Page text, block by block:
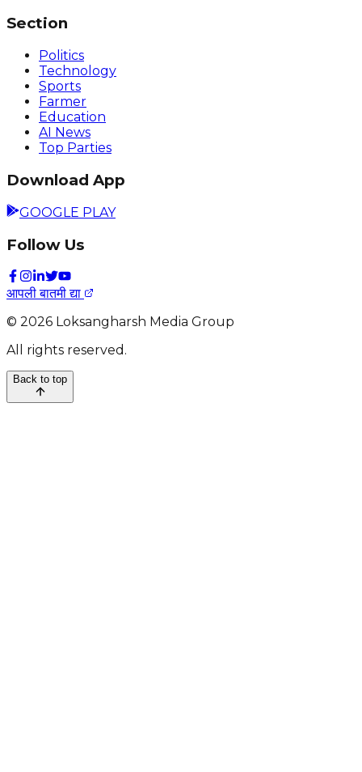
Section
Politics
Technology
Sports
Farmer
Education
AI News
Top Parties
Download App
GOOGLE PLAY
Follow Us
आपली बातमी द्या
© 2026 Loksangharsh Media Group
All rights reserved.
Back to top